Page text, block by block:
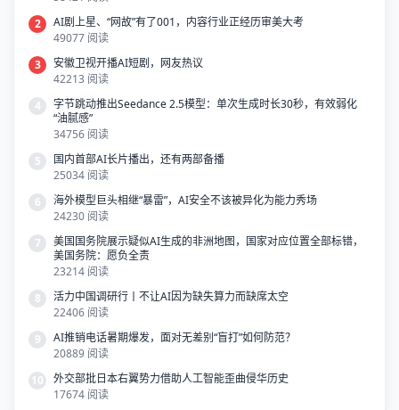
2
AI剧上星、“网故”有了001，内容行业正经历审美大考
49077 阅读
3
安徽卫视开播AI短剧，网友热议
42213 阅读
4
字节跳动推出Seedance 2.5模型：单次生成时长30秒，有效弱化
“油腻感”
34756 阅读
5
国内首部AI长片播出，还有两部备播
25034 阅读
6
海外模型巨头相继“暴雷”，AI安全不该被异化为能力秀场
24230 阅读
7
美国国务院展示疑似AI生成的非洲地图，国家对应位置全部标错，
美国务院：愿负全责
23214 阅读
8
活力中国调研行丨不让AI因为缺失算力而缺席太空
22406 阅读
9
AI推销电话暑期爆发，面对无差别“盲打”如何防范？
20889 阅读
10
外交部批日本右翼势力借助人工智能歪曲侵华历史
17674 阅读